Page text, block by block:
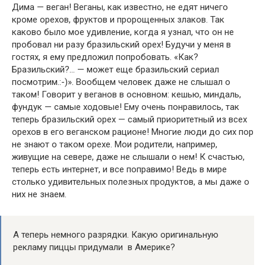
Дима — веган! Веганы, как известно, не едят ничего
кроме орехов, фруктов и пророщенных злаков. Так
каково было мое удивление, когда я узнал, что он не
пробовал ни разу бразильский орех! Будучи у меня в
гостях, я ему предложил попробовать. «Как?
Бразильский?… — может еще бразильский сериал
посмотрим.:-)». Вообщем человек даже не слышал о
таком! Говорит у веганов в основном: кешью, миндаль,
фундук — самые ходовые! Ему очень понравилось, так
теперь бразильский орех — самый приоритетный из всех
орехов в его веганском рационе! Многие люди до сих пор
не знают о таком орехе. Мои родители, например,
живущие на севере, даже не слышали о нем! К счастью,
теперь есть интернет, и все поправимо! Ведь в мире
столько удивительных полезных продуктов, а мы даже о
них не знаем.
А теперь немного разрядки. Какую оригинальную
рекламу пиццы придумали в Америке?